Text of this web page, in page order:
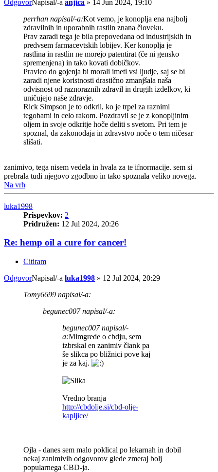
OdgovorNapisal/-a anjica » 14 Jun 2024, 19:10
perrhan napisal/-a:Kot vemo, je konoplja ena najbolj
zdravilnih in uporabnih rastlin znana človeku.
Prav zaradi tega je bila prepovedana od industrijskih in
predvsem farmacevtskih lobijev. Ker konoplja je
rastlina in rastlin ne morejo patentirat (če ni gensko
spremenjena) in tako kovati dobičkov.
Pravico do gojenja bi morali imeti vsi ljudje, saj se bi
zaradi njene koristnosti drastično zmanjšala naša
odvisnost od raznoraznih zdravil in drugih izdelkov, ki
uničujejo naše zdravje.
Rick Simpson je to odkril, ko je trpel za raznimi
tegobami in celo rakom. Pozdravil se je z konopljinim
oljem in svoje odkritje hoče deliti s svetom. Pri tem je
spoznal, da zakonodaja in zdravstvo noče o tem ničesar
slišati.
zanimivo, tega nisem vedela in hvala za te ifnormacije. sem si
prebrala tudi njegovo zgodbno in tako spoznala veliko novega.
Na vrh
luka1998
Prispevkov: 2
Pridružen: 12 Jul 2024, 20:26
Re: hemp oil a cure for cancer!
Citiram
OdgovorNapisal/-a luka1998 » 12 Jul 2024, 20:29
Tomy6699 napisal/-a:
begunec007 napisal/-a:
begunec007 napisal/-
a:Mimgrede o cbdju, sem
izbrskal en zanimiv člank pa
še slikca po bližnici pove kaj
je za kaj.
Vredno branja
http://cbdolje.si/cbd-olje-
kapljice/
Ojla - danes sem malo poklical po lekarnah in dobil
nekaj zanimivih odgovorov glede zmeraj bolj
popularnega CBD-ja.